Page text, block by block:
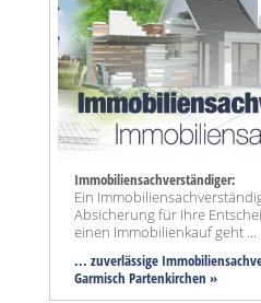
Immobiliensachverständiger:
Ein
Absicherung für Ihre
einen Immobilienkauf geht ...
... zuverlässige
Garmisch Partenkirchen »